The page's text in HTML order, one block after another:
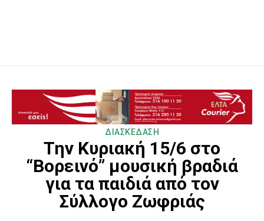
ΔΙΑΣΚΕΔΑΣΗ
Την Κυριακή 15/6 στο
“Βορεινό” μουσική βραδιά
για τα παιδιά από τον
Σύλλογο Ζωφριάς